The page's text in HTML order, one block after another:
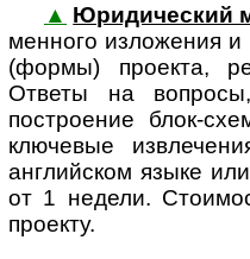
▲ Юридический
мен­но­го изло­же­ния
(формы) проекта,
Ответы на
построение блок-
ключевые
английском языке
от 1 недели.
проекту.